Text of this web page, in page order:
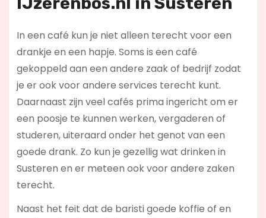
In een café kun je niet alleen terecht voor een
drankje en een hapje. Soms is een café
gekoppeld aan een andere zaak of bedrijf zodat
je er ook voor andere services terecht kunt.
Daarnaast zijn veel cafés prima ingericht om er
een poosje te kunnen werken, vergaderen of
studeren, uiteraard onder het genot van een
goede drank. Zo kun je gezellig wat drinken in
Susteren en er meteen ook voor andere zaken
terecht.
Naast het feit dat de baristi goede koffie of en